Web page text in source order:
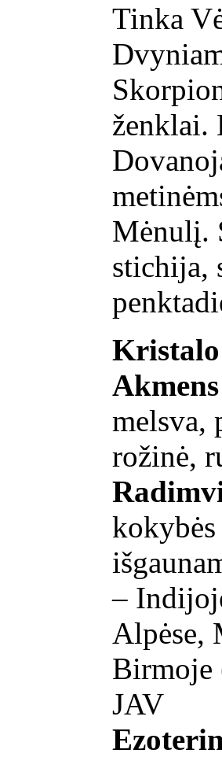
Tinka
ženklai.
Mėnulį.
stichija,
melsva,
rožinė,
–
Alpėse,
Birmoje
JAV